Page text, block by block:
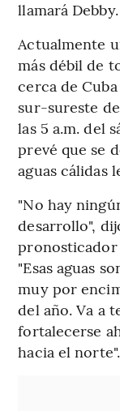
llamará Debby.
Actualmente
más débil de
cerca de Cuba
sur-sureste
las 5 a.m. del
prevé que se
aguas cálidas
"No hay
desarrollo",
pronosticador
"Esas aguas
muy por
del año. Va a
fortalecerse
hacia el norte".